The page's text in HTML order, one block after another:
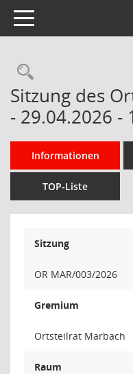
Toggle navigation
Sitzung des
- 29.04.2026 -
Informationen
TOP-Liste
Sitzung
OR MAR/003/2026
Gremium
Ortsteilrat Marbach
Raum